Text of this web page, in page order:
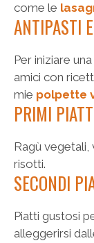
come le
ANTIPASTI
Per iniziare
amici con
mie polpette
PRIMI
Ragù vegetali,
risotti.
SECONDI
Piatti gustosi
alleggerirsi